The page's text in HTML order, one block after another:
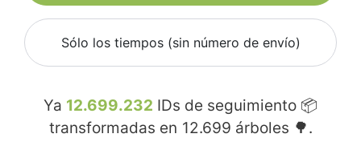
Sólo los tiempos (sin número de envío)
Ya 12.699.232 IDs de seguimiento 📦
transformadas en 12.699 árboles 🌳.